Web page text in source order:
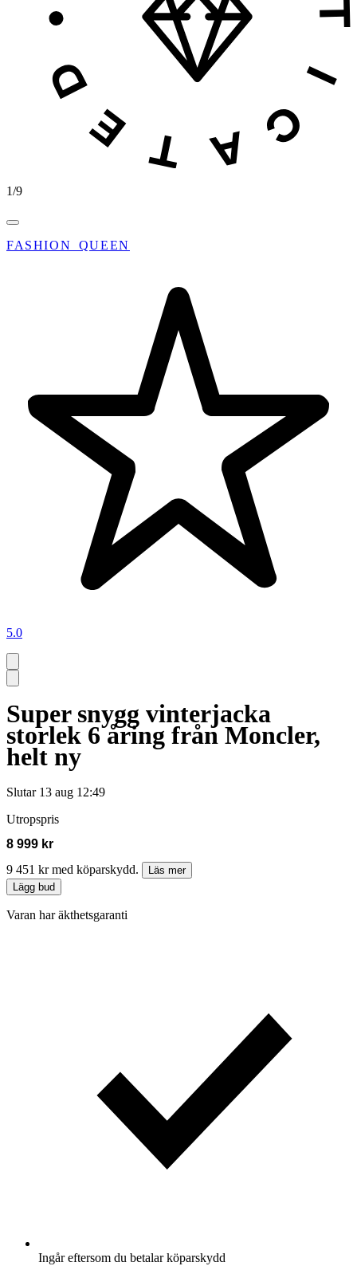
1/9
FASHION_QUEEN
5.0
Super snygg vinterjacka
storlek 6 åring från Moncler,
helt ny
Slutar 13 aug 12:49
Utropspris
8 999 kr
9 451 kr med köparskydd.
Läs mer
Lägg bud
Varan har äkthetsgaranti
Ingår eftersom du betalar köparskydd